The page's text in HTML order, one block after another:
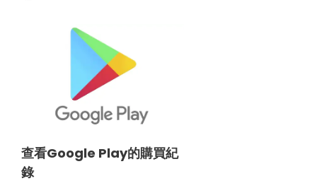
查看Google Play的購買紀
錄